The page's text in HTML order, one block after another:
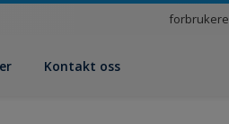
forbrukere
Kontakt oss